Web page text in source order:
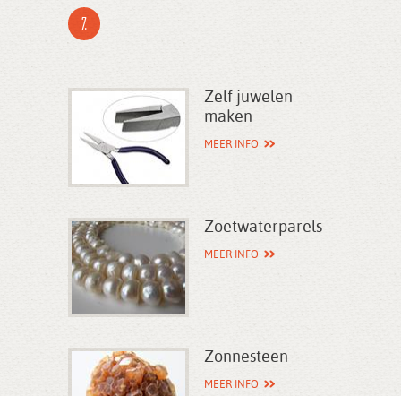
z
Zelf juwelen
maken
MEER INFO
Zoetwaterparels
MEER INFO
Zonnesteen
MEER INFO